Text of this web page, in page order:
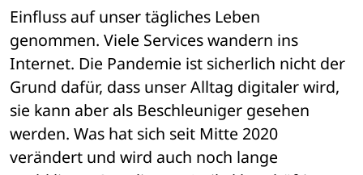
Einfluss auf unser tägliches Leben
genommen. Viele Services wandern ins
Internet. Die Pandemie ist sicherlich nicht der
Grund dafür, dass unser Alltag digitaler wird,
sie kann aber als Beschleuniger gesehen
werden. Was hat sich seit Mitte 2020
verändert und wird auch noch lange